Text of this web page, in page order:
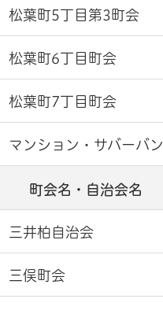
松葉町5丁目第3町会
松葉町6丁目町会
松葉町7丁目町会
マンション・サバーバン
町会名・自治会名
三井柏自治会
三俣町会